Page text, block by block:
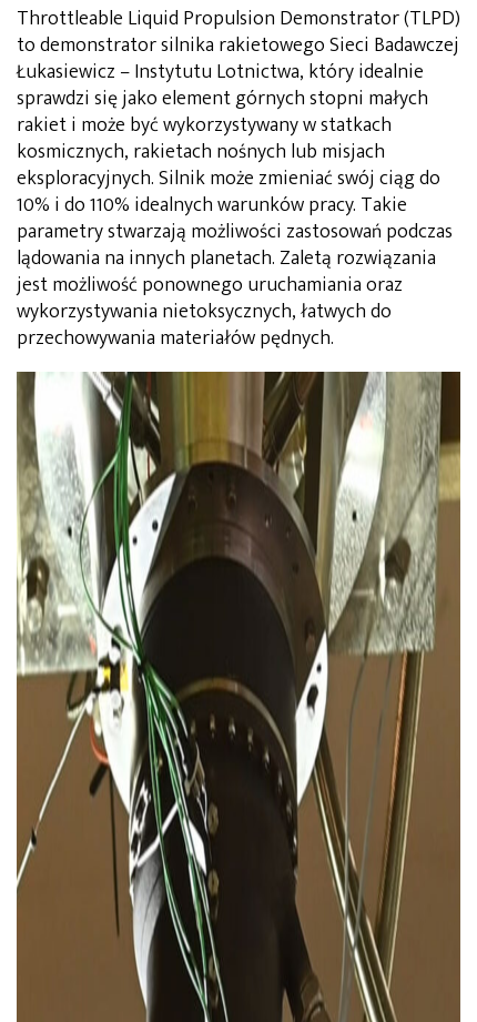
Throttleable Liquid Propulsion Demonstrator (TLPD)
to demonstrator silnika rakietowego Sieci Badawczej
Łukasiewicz – Instytutu Lotnictwa, który idealnie
sprawdzi się jako element górnych stopni małych
rakiet i może być wykorzystywany w statkach
kosmicznych, rakietach nośnych lub misjach
eksploracyjnych. Silnik może zmieniać swój ciąg do
10% i do 110% idealnych warunków pracy. Takie
parametry stwarzają możliwości zastosowań podczas
lądowania na innych planetach. Zaletą rozwiązania
jest możliwość ponownego uruchamiania oraz
wykorzystywania nietoksycznych, łatwych do
przechowywania materiałów pędnych.